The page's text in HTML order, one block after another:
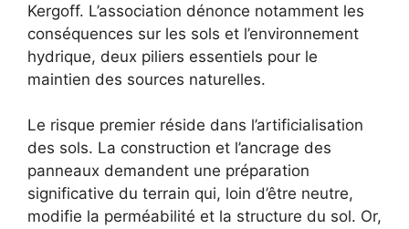
Kergoff. L’association dénonce notamment les
conséquences sur les sols et l’environnement
hydrique, deux piliers essentiels pour le
maintien des sources naturelles.
Le risque premier réside dans l’artificialisation
des sols. La construction et l’ancrage des
panneaux demandent une préparation
significative du terrain qui, loin d’être neutre,
modifie la perméabilité et la structure du sol. Or,